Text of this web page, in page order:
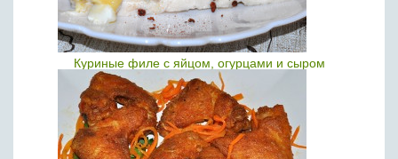
Куриные филе с яйцом, огурцами и сыром